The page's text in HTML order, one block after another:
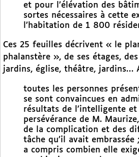
et pour l’élévation des
sortes nécessaires à cette
l’habitation de 1 800
Ces 25 feuilles décrivent « le
phalanstère », de ses étages,
jardins, église, théâtre, jardins…
toutes les personnes
se sont convaincues en
résultats de l’intelligente et
persévérance de M.
de la complication et des
tâche qu’il avait
a compris combien elle